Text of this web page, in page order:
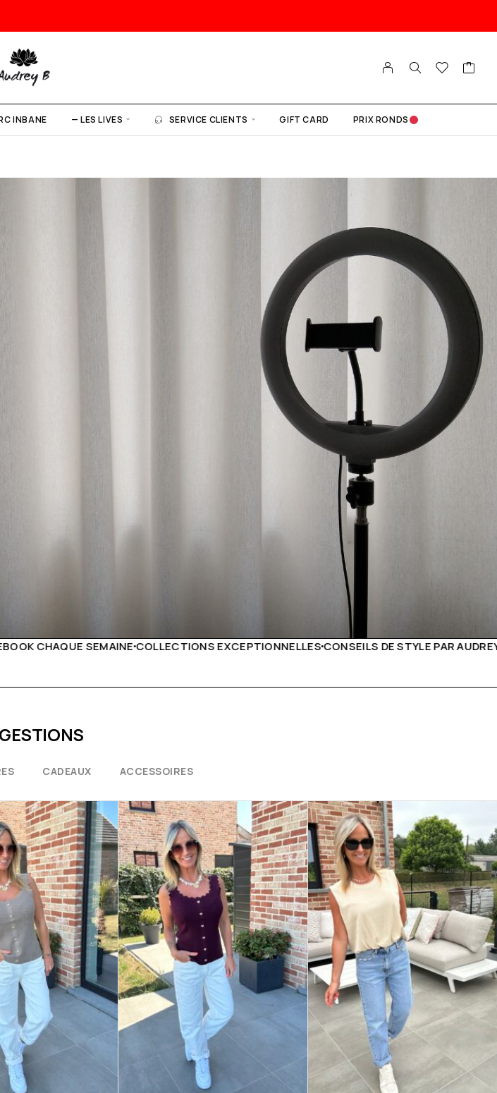
INBANE — LES LIVES SERVICE CLIENTS GIFT CARD PRIX RONDS
EXCEPTIONNELLESCONSEILS DE STYLE PAR AUDREY B LIVRAISON PARTOUT EN
CADEAUX ACCESSOIRES